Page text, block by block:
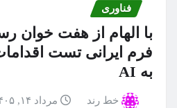
فناوری
با الهام از هفت خوان
فرم ایرانی تست
به AI
خط رند مرداد ۱۴, ۱۴۰۵